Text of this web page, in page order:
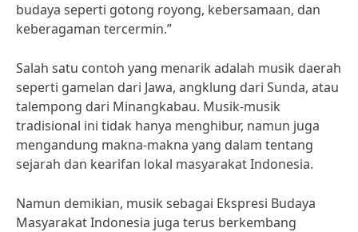
budaya seperti gotong royong, kebersamaan, dan
keberagaman tercermin.”
Salah satu contoh yang menarik adalah musik daerah
seperti gamelan dari Jawa, angklung dari Sunda, atau
talempong dari Minangkabau. Musik-musik
tradisional ini tidak hanya menghibur, namun juga
mengandung makna-makna yang dalam tentang
sejarah dan kearifan lokal masyarakat Indonesia.
Namun demikian, musik sebagai Ekspresi Budaya
Masyarakat Indonesia juga terus berkembang